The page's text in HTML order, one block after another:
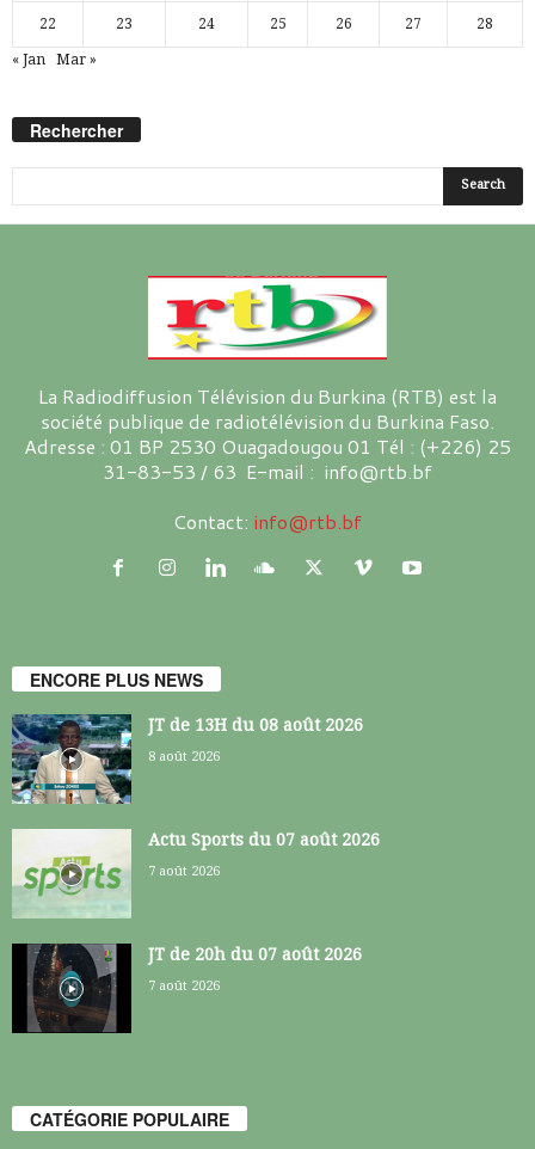
22 23 24 25 26 27 28
« Jan Mar »
Rechercher
La Radiodiffusion Télévision du Burkina (RTB) est la
société publique de radiotélévision du Burkina Faso.
Adresse : 01 BP 2530 Ouagadougou 01 Tél : (+226) 25
31-83-53 / 63 E-mail : info@rtb.bf
Contact: info@rtb.bf
ENCORE PLUS NEWS
JT de 13H du 08 août 2026
8 août 2026
Actu Sports du 07 août 2026
7 août 2026
JT de 20h du 07 août 2026
7 août 2026
CATÉGORIE POPULAIRE